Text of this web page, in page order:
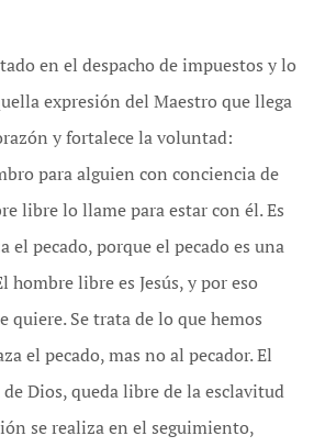
en el despacho de impuestos y lo
expresión del Maestro que llega
y fortalece la voluntad:
para alguien con conciencia de
libre lo llame para estar con él. Es
el pecado, porque el pecado es una
hombre libre es Jesús, y por eso
quiere. Se trata de lo que hemos
el pecado, mas no al pecador. El
Dios, queda libre de la esclavitud
se realiza en el seguimiento,